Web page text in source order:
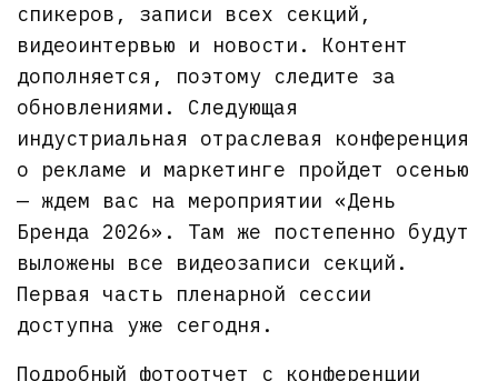
спикеров, записи всех секций,
видеоинтервью и новости. Контент
дополняется, поэтому следите за
обновлениями. Следующая
индустриальная отраслевая конференция
о рекламе и маркетинге пройдет осенью
— ждем вас на мероприятии «День
Бренда 2026». Там же постепенно будут
выложены все видеозаписи секций.
Первая часть пленарной сессии
доступна уже сегодня.
Подробный фотоотчет с конференции